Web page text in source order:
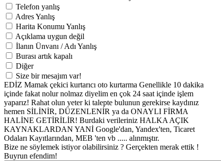
Telefon yanlış
Adres Yanlış
Harita Konumu Yanlış
Açıklama uygun değil
İlanın Ünvanı / Adı Yanlış
Burası artık kapalı
Diğer
Size bir mesajım var!
EDİZ Mamak çekici kurtarıcı oto kurtarma Genellikle 10 dakika
içinde fakat nolur nolmaz diyelim en çok 24 saat içinde işlem
yaparız! Rahat olun yeter ki talepte bulunun gerekirse kaydınız
hemen SİLİNİR, DÜZENLENİR ya da ONAYLI FİRMA
HALİNE GETİRİLİR! Burdaki verileriniz HALKA AÇIK
KAYNAKLARDAN YANİ Google'dan, Yandex'ten, Ticaret
Odaları Kayıtlarından, MEB 'ten vb ..... alınmıştır.
Bize ne söylemek istiyor olabilirsiniz ? Gerçekten merak ettik !
Buyrun efendim!